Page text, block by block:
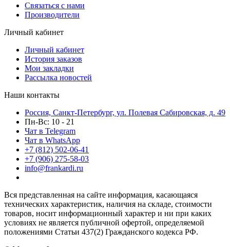
Связаться с нами
Производители
Личный кабинет
Личный кабинет
История заказов
Мои закладки
Рассылка новостей
Наши контакты
Россия, Санкт-Петербург, ул. Полевая Сабировская, д. 49
Пн-Вс: 10 - 21
Чат в Telegram
Чат в WhatsApp
+7 (812) 502-06-41
+7 (906) 275-58-03
info@frankardi.ru
Вся представленная на сайте информация, касающаяся
технических характеристик, наличия на складе, стоимости
товаров, носит информационный характер и ни при каких
условиях не является публичной офертой, определяемой
положениями Статьи 437(2) Гражданского кодекса РФ.